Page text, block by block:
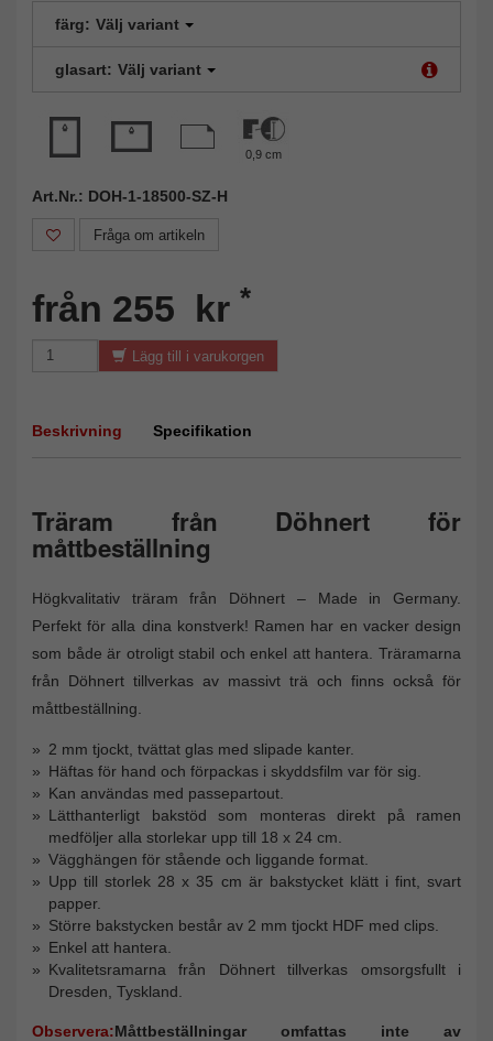
färg: Välj variant
glasart: Välj variant
0,9 cm
Art.Nr.: DOH-1-18500-SZ-H
Fråga om artikeln
från 255 kr *
Lägg till i varukorgen
Beskrivning Specifikation
Träram från Döhnert för
måttbeställning
Högkvalitativ träram från Döhnert – Made in Germany.
Perfekt för alla dina konstverk! Ramen har en vacker design
som både är otroligt stabil och enkel att hantera. Träramarna
från Döhnert tillverkas av massivt trä och finns också för
måttbeställning.
2 mm tjockt, tvättat glas med slipade kanter.
Häftas för hand och förpackas i skyddsfilm var för sig.
Kan användas med passepartout.
Lätthanterligt bakstöd som monteras direkt på ramen
medföljer alla storlekar upp till 18 x 24 cm.
Vägghängen för stående och liggande format.
Upp till storlek 28 x 35 cm är bakstycket klätt i fint, svart
papper.
Större bakstycken består av 2 mm tjockt HDF med clips.
Enkel att hantera.
Kvalitetsramarna från Döhnert tillverkas omsorgsfullt i
Dresden, Tyskland.
Observera:Måttbeställningar omfattas inte av